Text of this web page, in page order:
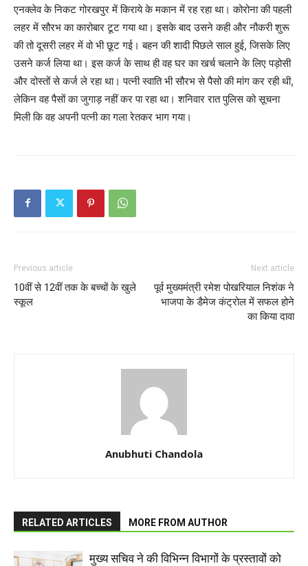
एनक्लेव के निकट गोरखपुर में किराये के मकान में रह रहा था। कोरोना की पहली
लहर में सौरभ का कारोबार टूट गया था। इसके बाद उसने कही और नौकरी शुरू
की तो दूसरी लहर में वो भी छूट गई। बहन की शादी पिछले साल हुई, जिसके लिए
उसने कर्ज लिया था। इस कर्ज के साथ ही वह घर का खर्च चलाने के लिए पड़ोसी
और दोस्तों से कर्ज ले रहा था। पत्नी स्वाति भी सौरभ से पैसो की मांग कर रही थी,
लेकिन वह पैसों का जुगाड़ नहीं कर पा रहा था। शनिवार रात पुलिस को सूचना
मिली कि वह अपनी पत्नी का गला रेतकर भाग गया।
Previous article
10वीं से 12वीं तक के बच्चों के खुले
स्कूल
Next article
पूर्व मुख्यमंत्री रमेश पोखरियाल निशंक ने
भाजपा के डैमेज कंट्रोल में सफल होने
का किया दावा
Anubhuti Chandola
RELATED ARTICLES MORE FROM AUTHOR
मुख्य सचिव ने की विभिन्न विभागों के प्रस्तावों को